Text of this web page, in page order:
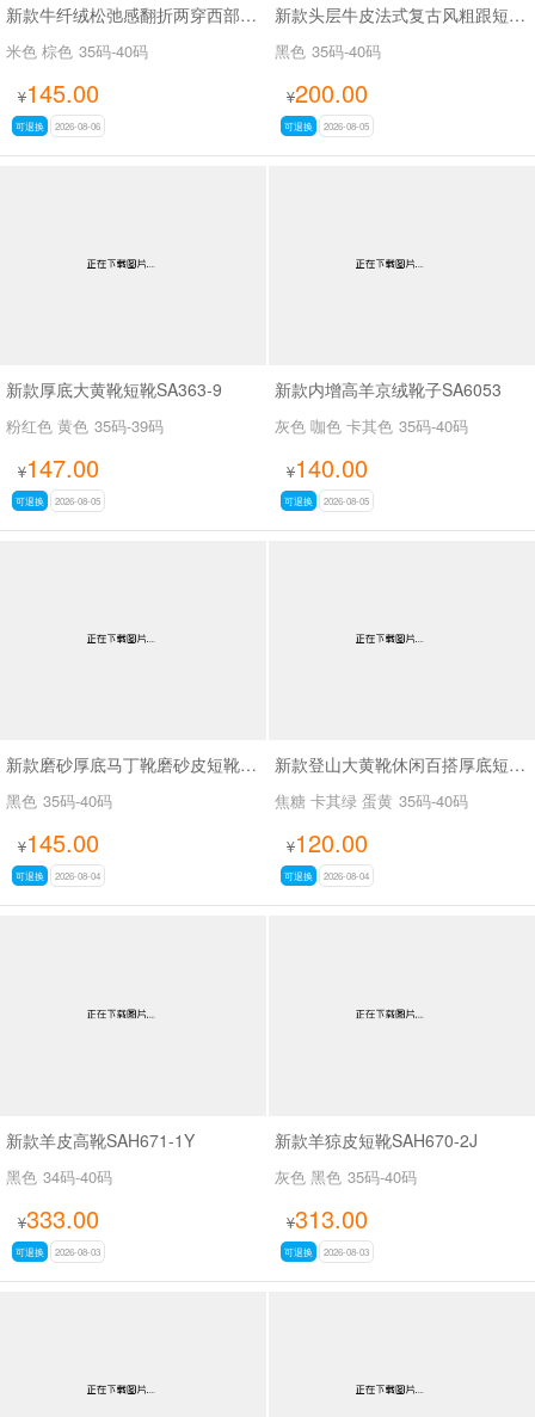
新款牛纤绒松弛感翻折两穿西部牛仔靴长靴SA26609
米色 棕色 35码-40码
¥145.00
可退换 2026-08-06
新款头层牛皮法式复古风粗跟短靴女百搭款休闲女靴SA2678
黑色 35码-40码
¥200.00
可退换 2026-08-05
新款厚底大黄靴短靴SA363-9
粉红色 黄色 35码-39码
¥147.00
可退换 2026-08-05
新款内增高羊京绒靴子SA6053
灰色 咖色 卡其色 35码-40码
¥140.00
可退换 2026-08-05
新款磨砂厚底马丁靴磨砂皮短靴SA7062
黑色 35码-40码
¥145.00
可退换 2026-08-04
新款登山大黄靴休闲百搭厚底短靴马丁靴SA2676
焦糖 卡其绿 蛋黄 35码-40码
¥120.00
可退换 2026-08-04
新款羊皮高靴SAH671-1Y
黑色 34码-40码
¥333.00
可退换 2026-08-03
新款羊猄皮短靴SAH670-2J
灰色 黑色 35码-40码
¥313.00
可退换 2026-08-03